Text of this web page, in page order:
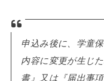
申込み後に、学童
内容に変更が生じ
書』又は『届出事